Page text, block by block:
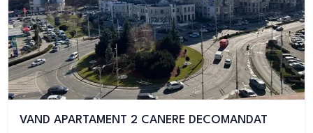
VAND APARTAMENT 2 CANERE DECOMANDAT